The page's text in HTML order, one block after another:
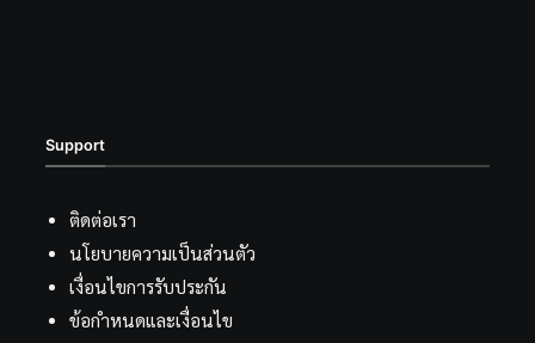
Support
ติดต่อเรา
นโยบายความเป็นส่วนตัว
เงื่อนไขการรับประกัน
ข้อกำหนดและเงื่อนไข